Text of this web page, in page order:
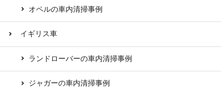
オペルの車内清掃事例
イギリス車
ランドローバーの車内清掃事例
ジャガーの車内清掃事例